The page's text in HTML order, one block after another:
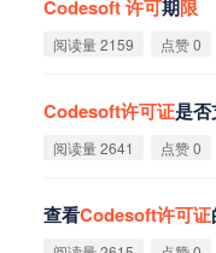
Codesoft许可期限
阅读量 2159 点赞 0
Codesoft许可证是否
阅读量 2641 点赞 0
查看Codesoft许可证